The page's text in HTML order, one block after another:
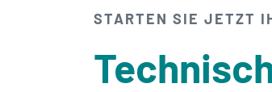
STARTEN SIE JETZT